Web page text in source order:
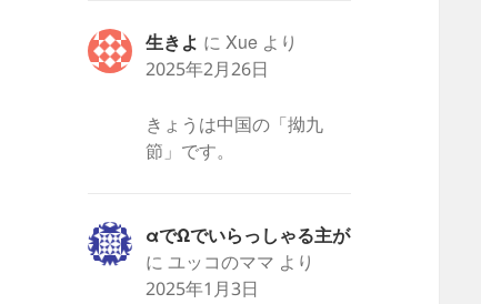
生きよ にXue より
2025年2月26日
きょうは中国の「拗九
節」です。
αでΩでいらっしゃる主が
にユッコのママ より
2025年1月3日